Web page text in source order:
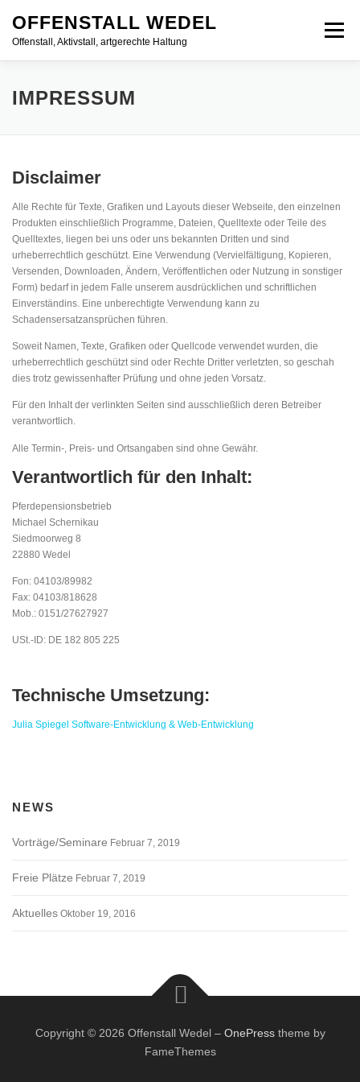
OFFENSTALL WEDEL
Offenstall, Aktivstall, artgerechte Haltung
Menü
START ÜBER UNS
WEIDE- UND KNICKPFLEGE, BRENNHOLZ
REITSCHULE IMPRESSUM DATENSCHUTZ
IMPRESSUM
Disclaimer
Alle Rechte für Texte, Grafiken und Layouts dieser Webseite, den einzelnen
Produkten einschließlich Programme, Dateien, Quelltexte oder Teile des
Quelltextes, liegen bei uns oder uns bekannten Dritten und sind
urheberrechtlich geschützt. Eine Verwendung (Vervielfältigung, Kopieren,
Versenden, Downloaden, Ändern, Veröffentlichen oder Nutzung in sonstiger
Form) bedarf in jedem Falle unserem ausdrücklichen und schriftlichen
Einverständins. Eine unberechtigte Verwendung kann zu
Schadensersatzansprüchen führen.
Soweit Namen, Texte, Grafiken oder Quellcode verwendet wurden, die
urheberrechtlich geschützt sind oder Rechte Dritter verletzten, so geschah
dies trotz gewissenhafter Prüfung und ohne jeden Vorsatz.
Für den Inhalt der verlinkten Seiten sind ausschließlich deren Betreiber
verantwortlich.
Alle Termin-, Preis- und Ortsangaben sind ohne Gewähr.
Verantwortlich für den Inhalt:
Pferdepensionsbetrieb
Michael Schernikau
Siedmoorweg 8
22880 Wedel
Fon: 04103/89982
Fax: 04103/818628
Mob.: 0151/27627927
USt.-ID: DE 182 805 225
Technische Umsetzung:
Julia Spiegel Software-Entwicklung & Web-Entwicklung
NEWS
Vorträge/Seminare Februar 7, 2019
Freie Plätze Februar 7, 2019
Aktuelles Oktober 19, 2016
Copyright © 2026 Offenstall Wedel– OnePresstheme by
FameThemes